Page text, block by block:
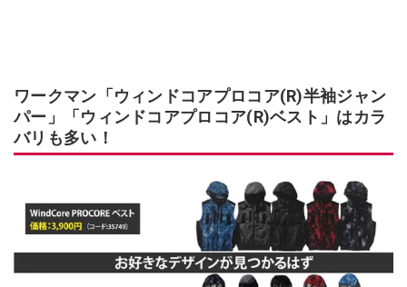
ワークマン「ウィンドコアプロコア(R)半袖ジャン
パー」「ウィンドコアプロコア(R)ベスト」はカラ
バリも多い！